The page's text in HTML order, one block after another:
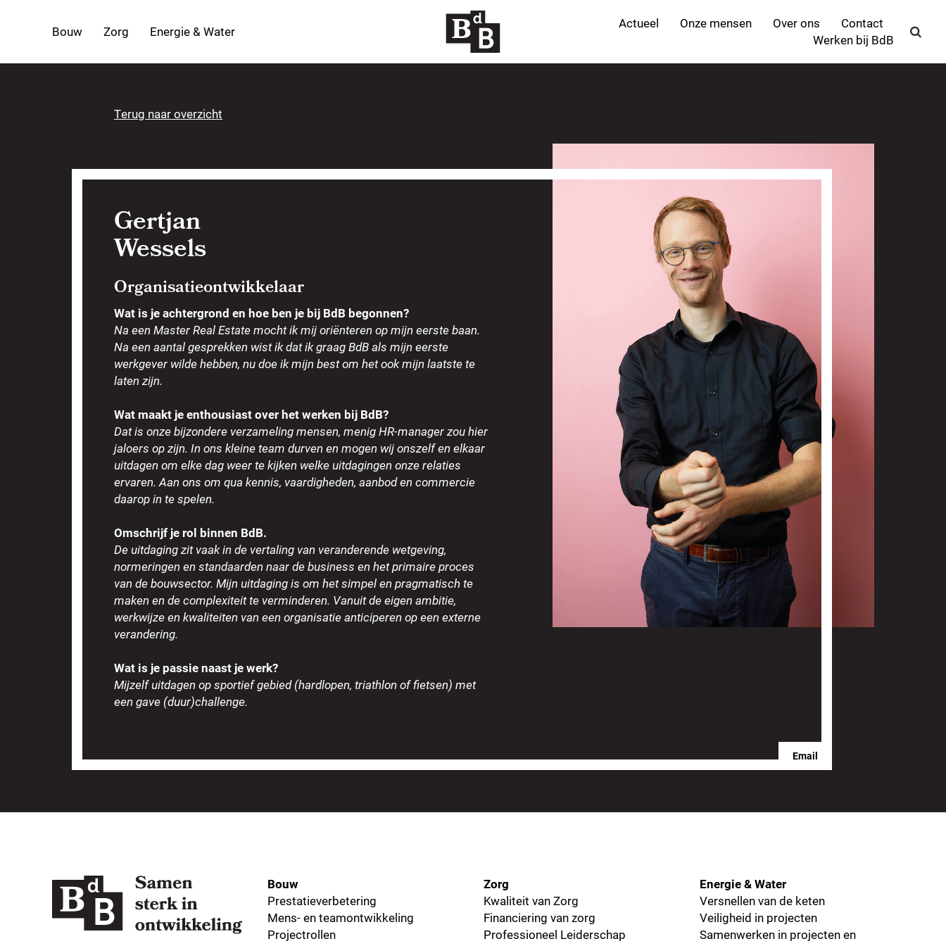
Bouw Zorg Energie & Water
Actueel Onze mensen Over ons
Contact
Werken bij BdB
Email
Terug naar overzicht
Gertjan
Wessels
Organisatieontwikkelaar
Wat is je achtergrond en hoe ben je bij BdB begonnen?
Na een Master Real Estate mocht ik mij oriënteren op mijn eerste baan.
Na een aantal gesprekken wist ik dat ik graag BdB als mijn eerste
werkgever wilde hebben, nu doe ik mijn best om het ook mijn laatste te
laten zijn.
Wat maakt je enthousiast over het werken bij BdB?
Dat is onze bijzondere verzameling mensen, menig HR-manager zou hier
jaloers op zijn. In ons kleine team durven en mogen wij onszelf en elkaar
uitdagen om elke dag weer te kijken welke uitdagingen onze relaties
ervaren. Aan ons om qua kennis, vaardigheden, aanbod en commercie
daarop in te spelen.
Omschrijf je rol binnen BdB.
De uitdaging zit vaak in de vertaling van veranderende wetgeving,
normeringen en standaarden naar de business en het primaire proces
van de bouwsector. Mijn uitdaging is om het simpel en pragmatisch te
maken en de complexiteit te verminderen. Vanuit de eigen ambitie,
werkwijze en kwaliteiten van een organisatie anticiperen op een externe
verandering.
Wat is je passie naast je werk?
Mijzelf uitdagen op sportief gebied (hardlopen, triathlon of fietsen) met
een gave (duur)challenge.
Bouw
Prestatieverbetering
Mens- en teamontwikkeling
Projectrollen
Zorg
Kwaliteit van Zorg
Financiering van zorg
Professioneel Leiderschap
Energie & Water
Versnellen van de keten
Veiligheid in projecten
Samenwerken in projecten en